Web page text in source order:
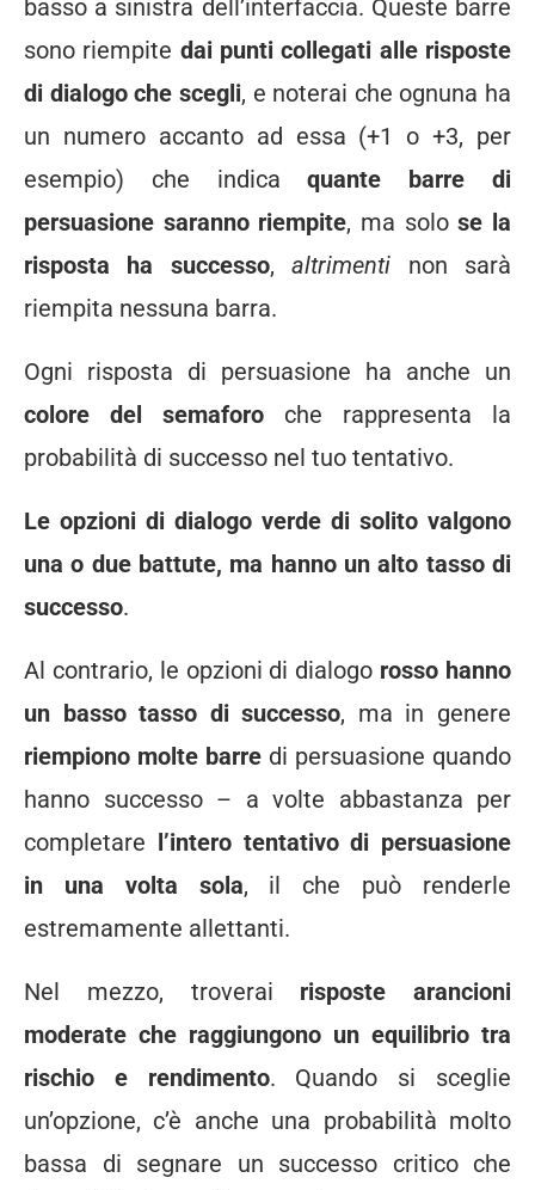
basso a sinistra dell’interfaccia. Queste barre
sono riempite dai punti collegati alle risposte
di dialogo che scegli, e noterai che ognuna ha
un numero accanto ad essa (+1 o +3, per
esempio) che indica quante barre di
persuasione saranno riempite, ma solose la
risposta ha successo,altrimenti non sarà
riempita nessuna barra.
Ogni risposta di persuasione ha anche un
colore del semaforo che rappresenta la
probabilità di successo nel tuo tentativo.
Le opzioni di dialogo verde di solito valgono
una o due battute, ma hanno un alto tasso di
successo.
Al contrario, le opzioni di dialogo rosso hanno
un basso tasso di successo, ma in genere
riempiono molte barre di persuasione quando
hanno successo – a volte abbastanza per
completare l’intero tentativo di persuasione
in una volta sola, il che può renderle
estremamente allettanti.
Nel mezzo, troverai risposte arancioni
moderate che raggiungono un equilibrio tra
rischio e rendimento. Quando si sceglie
un’opzione, c’è anche una probabilità molto
bassa di segnare un successo critico che